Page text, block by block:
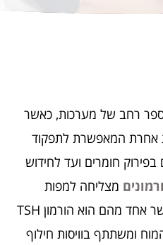
רחב של מערכות, כאשר
אחרת המאפשרת לתפקוד
בפירוק חומרים ועד לחידוש
מצליחה למפות
מספר הורמונים מרכזיים, כאשר אחד מהם הוא הורמון TSH
ומשתתף בוויסות חילוף